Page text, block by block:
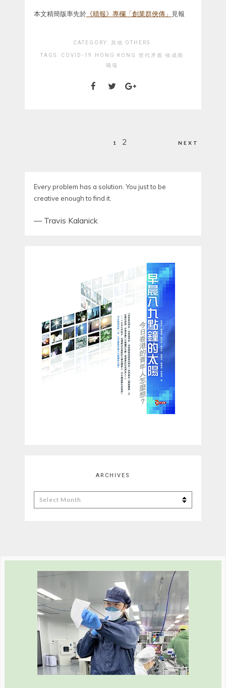
本文精簡版率先於 《晴報》專欄「創業群俠傳」 見報
CATEGORY: 其他 OTHERS
TAGS: COVID-19 HONG KONG 世代矛盾
收成期
職場
1 2 NEXT
Every problem has a solution. You just to be
creative enough to find it.
— Travis Kalanick
ARCHIVES
Archives